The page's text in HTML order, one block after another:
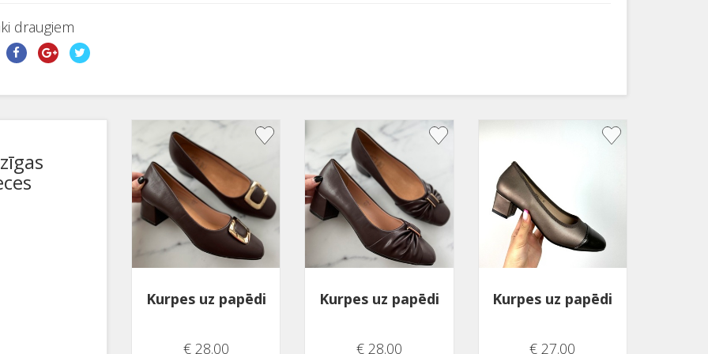
draugiem
Kurpes uz papēdi
€ 28.00
Kurpes uz papēdi
€ 28.00
Kurpes uz papēdi
€ 27.00